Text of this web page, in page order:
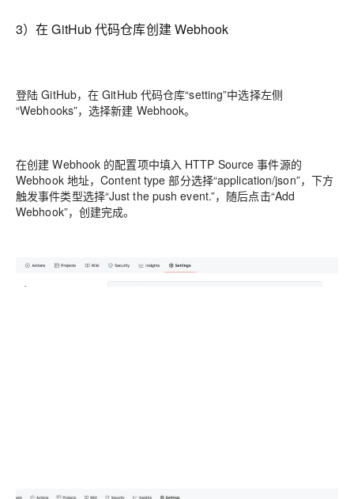
3）在 GitHub 代码仓库创建 Webhook
登陆 GitHub，在 GitHub 代码仓库“setting”中选择左侧
“Webhooks”，选择新建 Webhook。
在创建 Webhook 的配置项中填入 HTTP Source 事件源的
Webhook 地址，Content type 部分选择“application/json”，下方
触发事件类型选择“Just the push event.”，随后点击“Add
Webhook”，创建完成。